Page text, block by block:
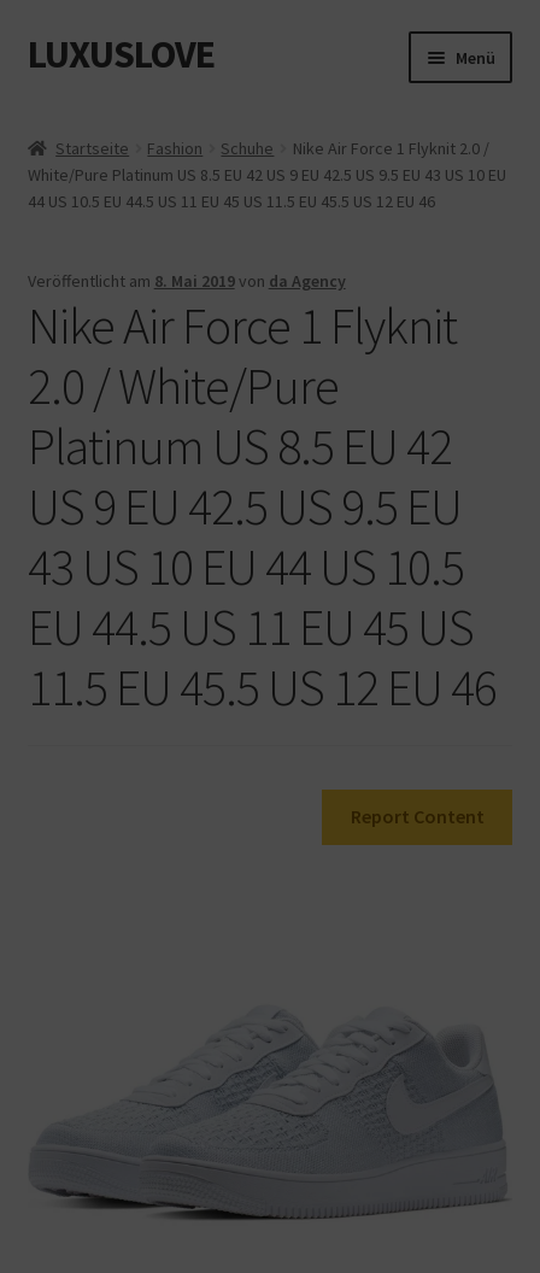
Zur
Navigation
Zum
Inhalt
LUXUSLOVE Menü
Cookie-Richtlinie (EU)
Impressum
Kasse
Mein Konto
Shop
Warenkorb
Startseite Fashion Schuhe
Nike Air Force 1 Flyknit 2.0 /
White/Pure Platinum US 8.5 EU 42 US 9 EU 42.5 US 9.5 EU 43 US 10 EU
44 US 10.5 EU 44.5 US 11 EU 45 US 11.5 EU 45.5 US 12 EU 46
Veröffentlicht am 8. Mai 2019von da Agency
Nike Air Force 1 Flyknit
2.0 / White/Pure
Platinum US 8.5 EU 42
US 9 EU 42.5 US 9.5 EU
43 US 10 EU 44 US 10.5
EU 44.5 US 11 EU 45 US
11.5 EU 45.5 US 12 EU 46
Report Content